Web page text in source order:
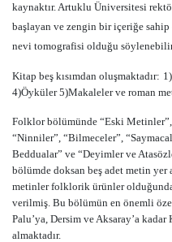
kaynaktır. Artuklu Üniversitesi
başlayan ve zengin bir içeriğe
nevi tomografisi olduğu
Kitap beş kısımdan oluşmaktadır:
4)Öyküler 5)Makaleler ve roman
Folklor bölümünde “Eski
“Ninniler”, “Bilmeceler”,
Beddualar” ve “Deyimler ve
bölümde doksan beş adet metin yer
metinler folklorik ürünler
verilmiş. Bu bölümün en önemli
Palu’ya, Dersim ve Aksaray’a kadar
almaktadır.